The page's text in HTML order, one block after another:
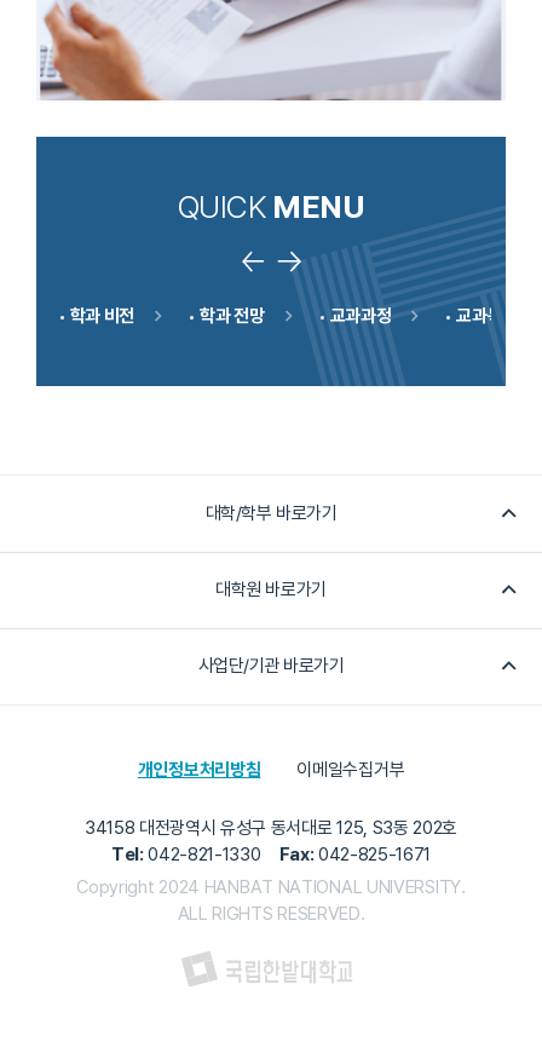
QUICK MENU
학과 비전 학과 전망 교과과정 교과목안내
대학/학부 바로가기
대학원 바로가기
사업단/기관 바로가기
개인정보처리방침 이메일수집거부
34158 대전광역시 유성구 동서대로 125, S3동 202호
Tel: 042-821-1330 Fax: 042-825-1671
Copyright 2024 HANBAT NATIONAL UNIVERSITY.
ALL RIGHTS RESERVED.